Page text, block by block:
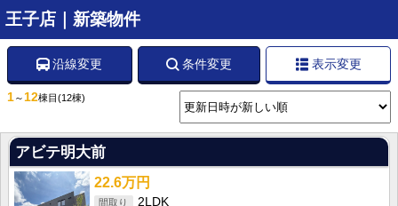
王子店｜新築物件
沿線変更 条件変更 表示変更
1～12棟目 (12棟)
アビテ明大前
22.6万円
2LDK